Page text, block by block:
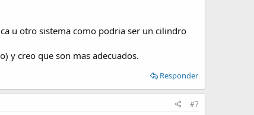
u otro sistema como podria ser un cilindro
y creo que son mas adecuados.
Responder
#7